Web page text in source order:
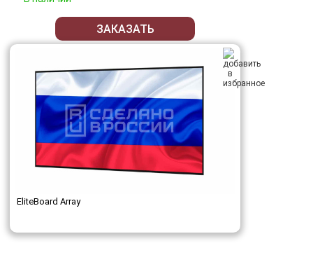
ЗАКАЗАТЬ
EliteBoard Array